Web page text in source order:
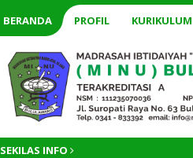
BERANDA PROFIL KURIKULUM
SEKILAS INFO